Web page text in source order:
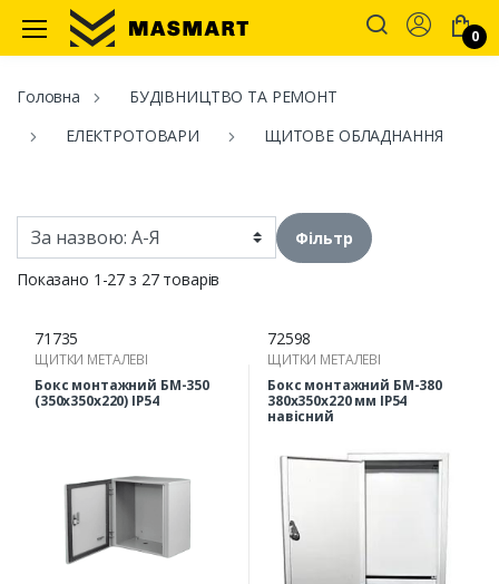
Masmart
Account
0
Головна
БУДІВНИЦТВО ТА РЕМОНТ
ЕЛЕКТРОТОВАРИ
ЩИТОВЕ ОБЛАДНАННЯ
Фільтр
Показано 1-27 з 27 товарів
71735
ЩИТКИ МЕТАЛЕВІ
Бокс монтажний БМ-350
(350х350х220) IP54
72598
ЩИТКИ МЕТАЛЕВІ
Бокс монтажний БМ-380
380х350х220 мм ІР54
навісний